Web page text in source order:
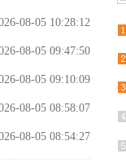
08-05 10:28:12
08-05 09:47:50
08-05 09:10:09
08-05 08:58:07
08-05 08:54:27